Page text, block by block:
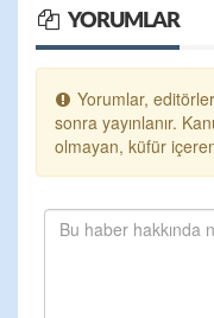
YORUMLAR
Yorumlar,
sonra yayınlanır.
olmayan, küfür